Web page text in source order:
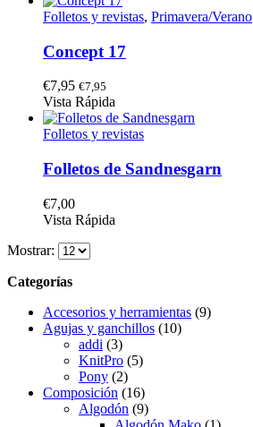
Folletos y revistas, Primavera/Verano
Concept 17
€7,95 €7,95
Vista Rápida
Folletos y revistas
Folletos de Sandnesgarn
€7,00
Este
tiene
variantes.
opciones
se
pueden
elegir
la
página
Vista Rápida
Mostrar:
Categorías
Accesorios y herramientas (9)
Agujas y ganchillos (10)
addi (3)
KnitPro (5)
Pony (2)
Composición (16)
Algodón (9)